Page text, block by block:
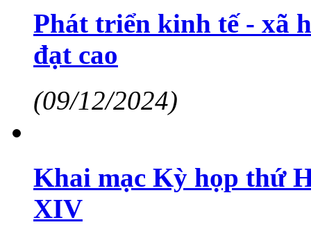
Phát triển kinh tế - xã
đạt cao
(09/12/2024)
Khai mạc Kỳ họp thứ
XIV